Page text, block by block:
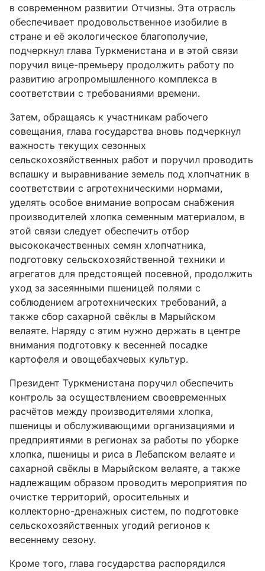
в современном развитии Отчизны. Эта отрасль
обеспечивает продовольственное изобилие в
стране и её экологическое благополучие,
подчеркнул глава Туркменистана и в этой связи
поручил вице-премьеру продолжить работу по
развитию агропромышленного комплекса в
соответствии с требованиями времени.
Затем, обращаясь к участникам рабочего
совещания, глава государства вновь подчеркнул
важность текущих сезонных
сельскохозяйственных работ и поручил проводить
вспашку и выравнивание земель под хлопчатник в
соответствии с агротехническими нормами,
уделять особое внимание вопросам снабжения
производителей хлопка семенным материалом, в
этой связи следует обеспечить отбор
высококачественных семян хлопчатника,
подготовку сельскохозяйственной техники и
агрегатов для предстоящей посевной, продолжить
уход за засеянными пшеницей полями с
соблюдением агротехнических требований, а
также сбор сахарной свёклы в Марыйском
велаяте. Наряду с этим нужно держать в центре
внимания подготовку к весенней посадке
картофеля и овощебахчевых культур.
Президент Туркменистана поручил обеспечить
контроль за осуществ­лением своевременных
расчётов между производителями хлопка,
пшеницы и обслуживающими организациями и
предприятиями в регионах за работы по уборке
хлопка, пшеницы и риса в Лебапском велаяте и
сахарной свёклы в Марыйском велаяте, а также
надлежащим образом проводить мероприятия по
очистке территорий, оросительных и
коллекторно-дренажных систем, по подготовке
сельскохозяйственных угодий регионов к
весеннему сезону.
Кроме того, глава государства распорядился